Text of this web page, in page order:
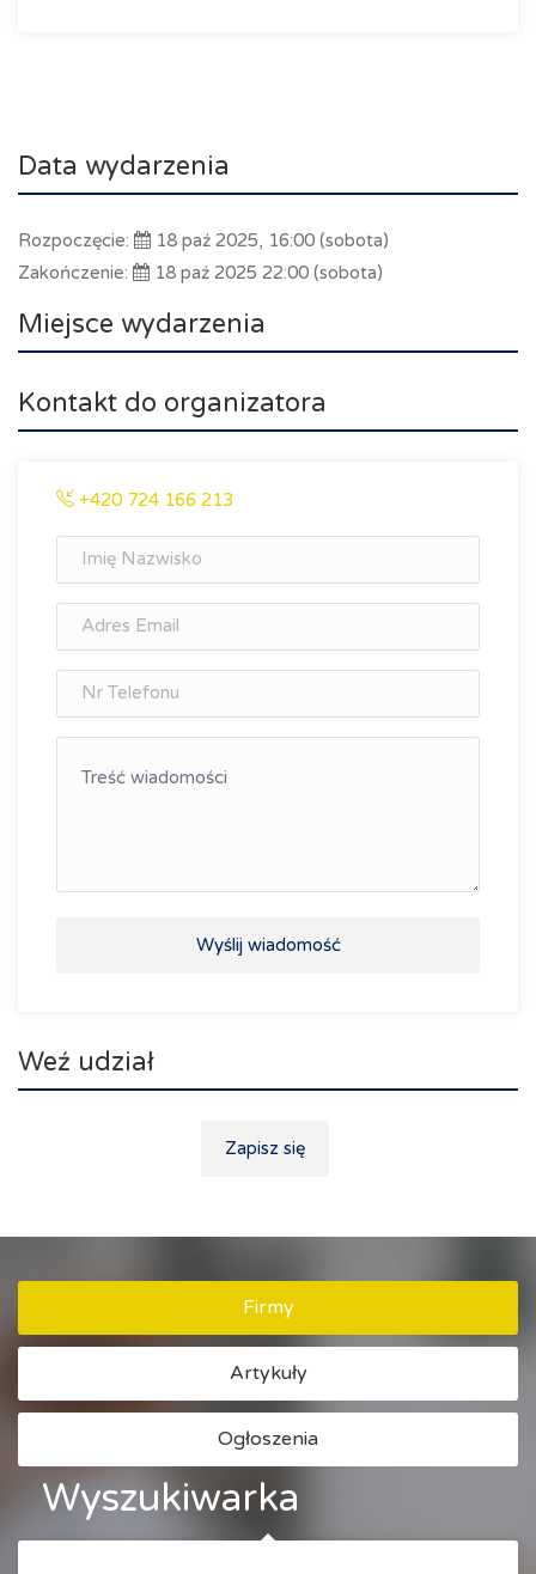
Data wydarzenia
Rozpoczęcie:
18 paź 2025, 16:00 (sobota)
Zakończenie:
18 paź 2025 22:00 (sobota)
Miejsce wydarzenia
Kontakt do organizatora
+420 724 166 213
Wyślij wiadomość
Weź udział
Zapisz się
Firmy
Artykuły
Ogłoszenia
Wyszukiwarka